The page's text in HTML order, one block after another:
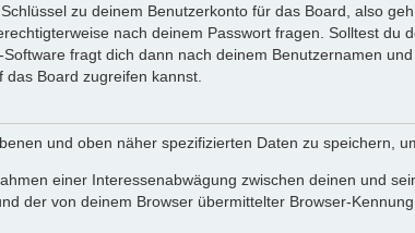
zu deinem Benutzerkonto für das Board, also
nach deinem Passwort fragen. Solltest du
fragt dich dann nach deinem Benutzernamen
Board zugreifen kannst.
und oben näher spezifizierten Daten zu speichern,
einer Interessenabwägung zwischen deinen und
der von deinem Browser übermittelter Browser-